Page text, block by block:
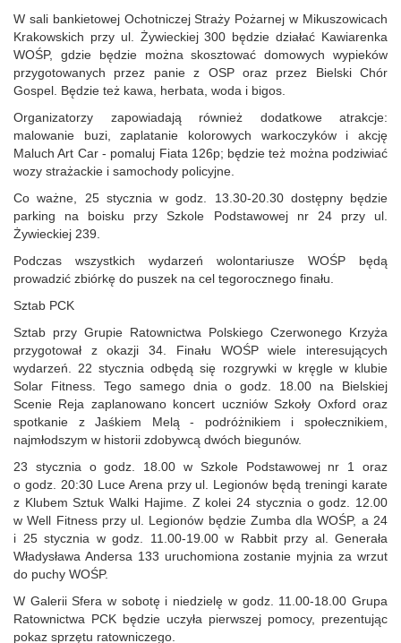
W sali bankietowej Ochotniczej Straży Pożarnej w Mikuszowicach
Krakowskich przy ul. Żywieckiej 300 będzie działać Kawiarenka
WOŚP, gdzie będzie można skosztować domowych wypieków
przygotowanych przez panie z OSP oraz przez Bielski Chór
Gospel. Będzie też kawa, herbata, woda i bigos.
Organizatorzy zapowiadają również dodatkowe atrakcje:
malowanie buzi, zaplatanie kolorowych warkoczyków i akcję
Maluch Art Car - pomaluj Fiata 126p; będzie też można podziwiać
wozy strażackie i samochody policyjne.
Co ważne, 25 stycznia w godz. 13.30‑20.30 dostępny będzie
parking na boisku przy Szkole Podstawowej nr 24 przy ul.
Żywieckiej 239.
Podczas wszystkich wydarzeń wolontariusze WOŚP będą
prowadzić zbiórkę do puszek na cel tegorocznego finału.
Sztab PCK
Sztab przy Grupie Ratownictwa Polskiego Czerwonego Krzyża
przygotował z okazji 34. Finału WOŚP wiele interesujących
wydarzeń. 22 stycznia odbędą się rozgrywki w kręgle w klubie
Solar Fitness. Tego samego dnia o godz. 18.00 na Bielskiej
Scenie Reja zaplanowano koncert uczniów Szkoły Oxford oraz
spotkanie z Jaśkiem Melą - podróżnikiem i społecznikiem,
najmłodszym w historii zdobywcą dwóch biegunów.
23 stycznia o godz. 18.00 w Szkole Podstawowej nr 1 oraz
o godz. 20:30 Luce Arena przy ul. Legionów będą treningi karate
z Klubem Sztuk Walki Hajime. Z kolei 24 stycznia o godz. 12.00
w Well Fitness przy ul. Legionów będzie Zumba dla WOŚP, a 24
i 25 stycznia w godz. 11.00‑19.00 w Rabbit przy al. Generała
Władysława Andersa 133 uruchomiona zostanie myjnia za wrzut
do puchy WOŚP.
W Galerii Sfera w sobotę i niedzielę w godz. 11.00‑18.00 Grupa
Ratownictwa PCK będzie uczyła pierwszej pomocy, prezentując
pokaz sprzętu ratowniczego.